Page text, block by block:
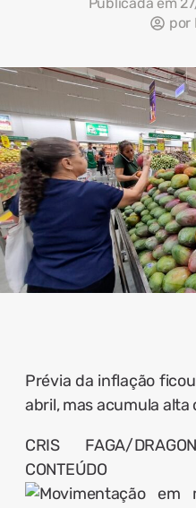
por
Prévia da inflação
abril, mas acumula alta
CRIS FAGA/
CONTEÚDO